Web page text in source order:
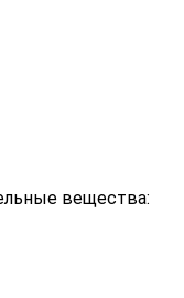
вещества: